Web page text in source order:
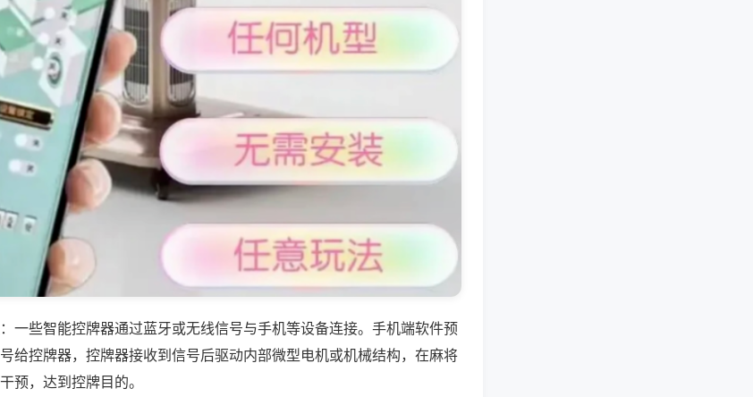
一些智能控牌器通过蓝牙或无线信号与手机等设备连接。手机端软件预
给控牌器，控牌器接收到信号后驱动内部微型电机或机械结构，在麻将
预，达到控牌目的。